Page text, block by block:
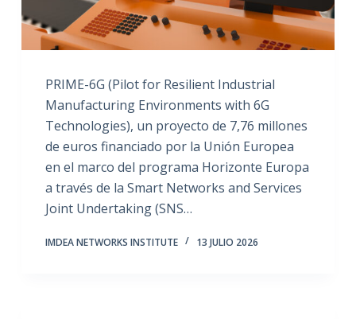
PRIME-6G (Pilot for Resilient Industrial
Manufacturing Environments with 6G
Technologies), un proyecto de 7,76 millones
de euros financiado por la Unión Europea
en el marco del programa Horizonte Europa
a través de la Smart Networks and Services
Joint Undertaking (SNS…
IMDEA NETWORKS INSTITUTE 13 JULIO 2026